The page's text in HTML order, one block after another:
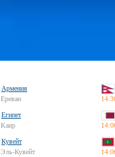
Армения
Ереван
Египет
Каир
Кувейт
Эль-Кувейт